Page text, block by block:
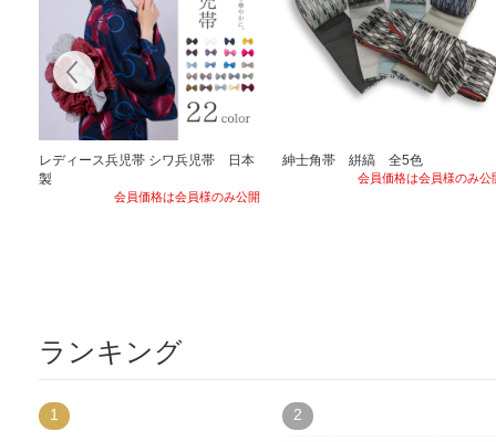
レディース兵児帯 シワ兵児帯 日本
製
会員価格は会員様のみ公開
紳士角帯 絣縞 全5色
会員価格は会員様のみ公
ランキング
1 2